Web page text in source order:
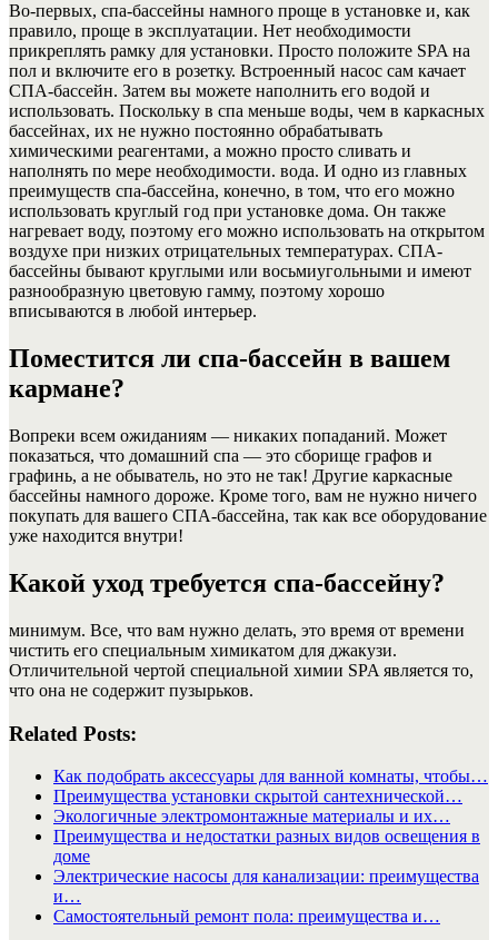
Во-первых, спа-бассейны намного проще в установке и, как
правило, проще в эксплуатации. Нет необходимости
прикреплять рамку для установки. Просто положите SPA на
пол и включите его в розетку. Встроенный насос сам качает
СПА-бассейн. Затем вы можете наполнить его водой и
использовать. Поскольку в спа меньше воды, чем в каркасных
бассейнах, их не нужно постоянно обрабатывать
химическими реагентами, а можно просто сливать и
наполнять по мере необходимости. вода. И одно из главных
преимуществ спа-бассейна, конечно, в том, что его можно
использовать круглый год при установке дома. Он также
нагревает воду, поэтому его можно использовать на открытом
воздухе при низких отрицательных температурах. СПА-
бассейны бывают круглыми или восьмиугольными и имеют
разнообразную цветовую гамму, поэтому хорошо
вписываются в любой интерьер.
Поместится ли спа-бассейн в вашем
кармане?
Вопреки всем ожиданиям — никаких попаданий. Может
показаться, что домашний спа — это сборище графов и
графинь, а не обыватель, но это не так! Другие каркасные
бассейны намного дороже. Кроме того, вам не нужно ничего
покупать для вашего СПА-бассейна, так как все оборудование
уже находится внутри!
Какой уход требуется спа-бассейну?
минимум. Все, что вам нужно делать, это время от времени
чистить его специальным химикатом для джакузи.
Отличительной чертой специальной химии SPA является то,
что она не содержит пузырьков.
Related Posts:
Как подобрать аксессуары для ванной комнаты, чтобы…
Преимущества установки скрытой сантехнической…
Экологичные электромонтажные материалы и их…
Преимущества и недостатки разных видов освещения в
доме
Электрические насосы для канализации: преимущества
и…
Самостоятельный ремонт пола: преимущества и…